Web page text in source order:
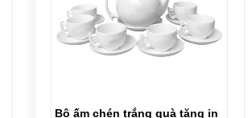
Bộ ấm chén trắng quà tặng in